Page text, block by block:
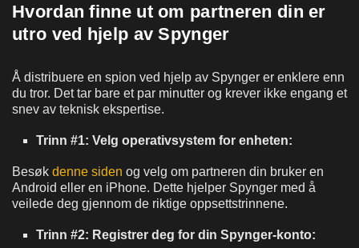
Hvordan finne ut om partneren din er
utro ved hjelp av Spynger
Å distribuere en spion ved hjelp av Spynger er enklere enn
du tror. Det tar bare et par minutter og krever ikke engang et
snev av teknisk ekspertise.
Trinn #1: Velg operativsystem for enheten:
Besøk denne siden og velg om partneren din bruker en
Android eller en iPhone. Dette hjelper Spynger med å
veilede deg gjennom de riktige oppsettstrinnene.
Trinn #2: Registrer deg for din Spynger-konto: